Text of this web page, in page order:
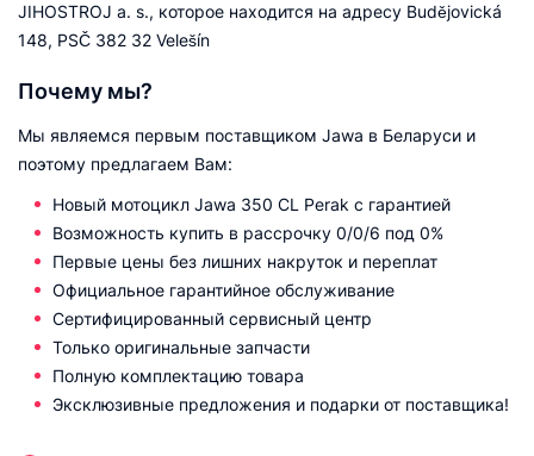
JIHOSTROJ a. s., которое находится на адресу Budějovická
148, PSČ 382 32 Velešín
Почему мы?
Мы являемся первым поставщиком Jawa в Беларуси и
поэтому предлагаем Вам:
Новый мотоцикл Jawa 350 CL Perak с гарантией
Возможность купить в рассрочку 0/0/6 под 0%
Первые цены без лишних накруток и переплат
Официальное гарантийное обслуживание
Сертифицированный сервисный центр
Только оригинальные запчасти
Полную комплектацию товара
Эксклюзивные предложения и подарки от поставщика!